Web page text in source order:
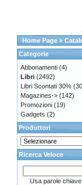
Home Page »
Categorie
Abbonamenti (4)
Libri (2492)
Libri Scontati 30%
Magazines-> (142)
Promozioni (19)
Gadgets (2)
Produttori
Ricerca Veloce
Usa parole